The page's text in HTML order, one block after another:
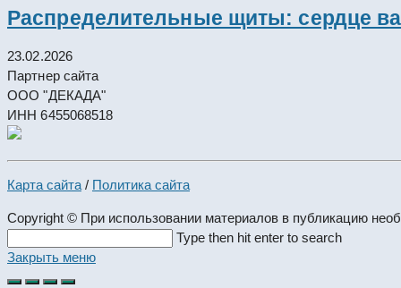
Распределительные щиты: сердце
23.02.2026
Партнер сайта
ООО "ДЕКАДА"
ИНН 6455068518
Карта сайта/ Политика сайта
Copyright © При использовании материалов в публикацию
this
website
Type then hit enter to search
Закрыть меню